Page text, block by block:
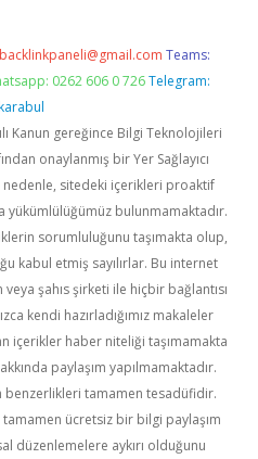
backlinkpaneli@gmail.com Teams:
0262 606 0 726 Telegram:
Kanun gereğince Bilgi Teknolojileri
onaylanmış bir Yer Sağlayıcı
sitedeki içerikleri proaktif
yükümlülüğümüz bulunmamaktadır.
sorumluluğunu taşımakta olup,
kabul etmiş sayılırlar. Bu internet
şahıs şirketi ile hiçbir bağlantısı
kendi hazırladığımız makaleler
içerikler haber niteliği taşımamakta
paylaşım yapılmamaktadır.
benzerlikleri tamamen tesadüfidir.
tamamen ücretsiz bir bilgi paylaşım
düzenlemelere aykırı olduğunu